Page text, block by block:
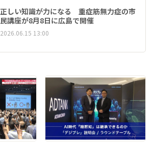
正しい知識が力になる 重症筋無力症の市
民講座が8月8日に広島で開催
2026.06.15 13:00